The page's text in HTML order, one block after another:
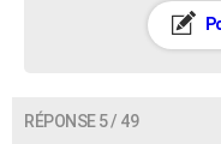
RÉPONSE 5 / 49